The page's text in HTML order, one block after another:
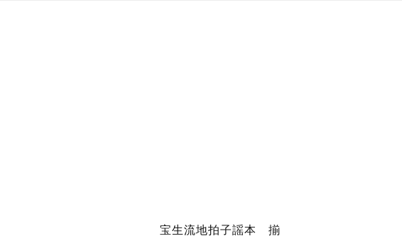
宝生流地拍子謡本 揃